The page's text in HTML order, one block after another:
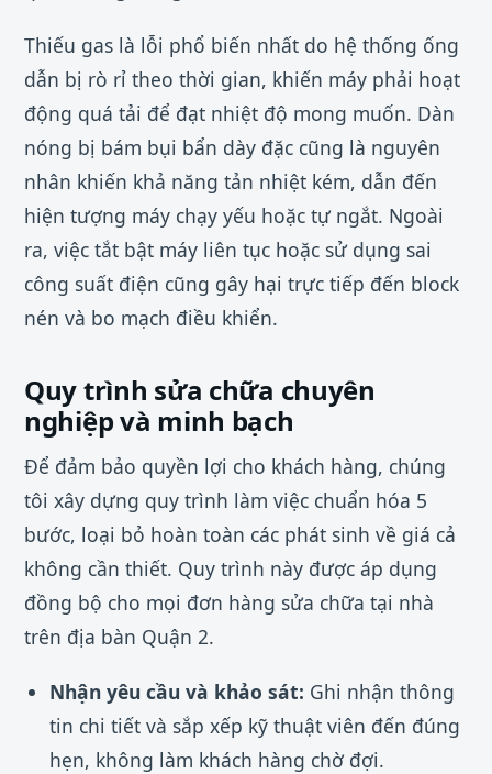
Thiếu gas là lỗi phổ biến nhất do hệ thống ống
dẫn bị rò rỉ theo thời gian, khiến máy phải hoạt
động quá tải để đạt nhiệt độ mong muốn. Dàn
nóng bị bám bụi bẩn dày đặc cũng là nguyên
nhân khiến khả năng tản nhiệt kém, dẫn đến
hiện tượng máy chạy yếu hoặc tự ngắt. Ngoài
ra, việc tắt bật máy liên tục hoặc sử dụng sai
công suất điện cũng gây hại trực tiếp đến block
nén và bo mạch điều khiển.
Quy trình sửa chữa chuyên
nghiệp và minh bạch
Để đảm bảo quyền lợi cho khách hàng, chúng
tôi xây dựng quy trình làm việc chuẩn hóa 5
bước, loại bỏ hoàn toàn các phát sinh về giá cả
không cần thiết. Quy trình này được áp dụng
đồng bộ cho mọi đơn hàng sửa chữa tại nhà
trên địa bàn Quận 2.
Nhận yêu cầu và khảo sát: Ghi nhận thông
tin chi tiết và sắp xếp kỹ thuật viên đến đúng
hẹn, không làm khách hàng chờ đợi.